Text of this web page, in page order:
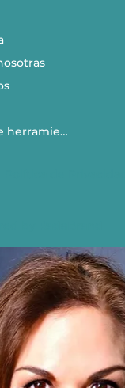
Blog de herramientas